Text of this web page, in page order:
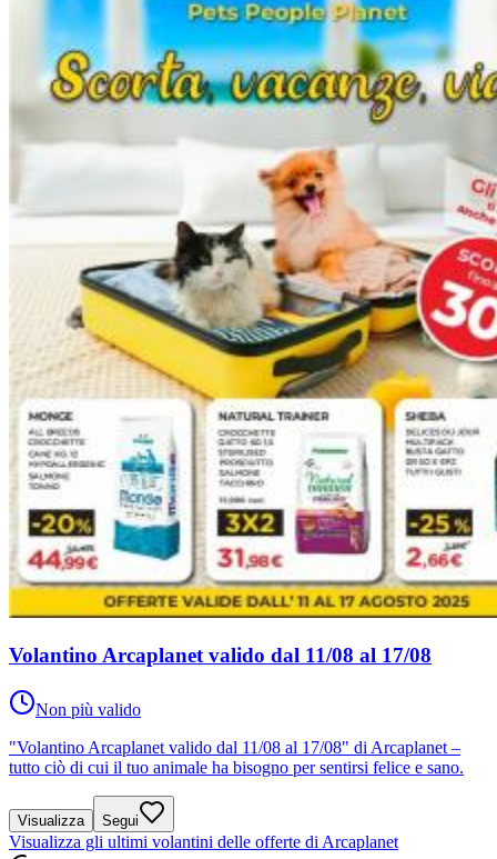
Volantino Arcaplanet valido dal 11/08 al 17/08
Non più valido
"Volantino Arcaplanet valido dal 11/08 al 17/08" di Arcaplanet –
tutto ciò di cui il tuo animale ha bisogno per sentirsi felice e sano.
Visualizza Segui
Visualizza gli ultimi volantini delle offerte di Arcaplanet